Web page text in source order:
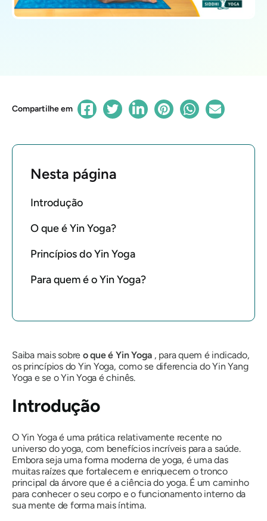
Compartilhe em
Nesta página
Introdução
O que é Yin Yoga?
Princípios do Yin Yoga
Para quem é o Yin Yoga?
Saiba mais sobre o que é Yin Yoga , para quem é indicado,
os princípios do Yin Yoga, como se diferencia do Yin Yang
Yoga e se o Yin Yoga é chinês.
Introdução
O Yin Yoga é uma prática relativamente recente no
universo do yoga, com benefícios incríveis para a saúde.
Embora seja uma forma moderna de yoga, é uma das
muitas raízes que fortalecem e enriquecem o tronco
principal da árvore que é a ciência do yoga. É um caminho
para conhecer o seu corpo e o funcionamento interno da
sua mente de forma mais íntima.